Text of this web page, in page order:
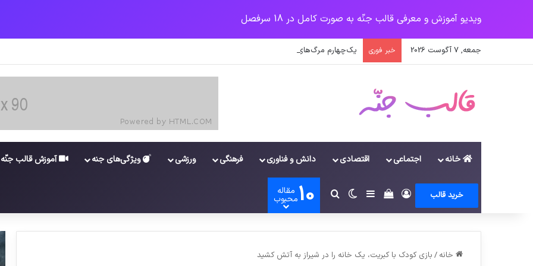
ویدیو آموزش و معرفی قالب جنّه به صورت کامل در 18 سرفصل
جمعه, 7 آگوست 2026 خبر فوری یک‌چهارم مرگ‌های روزانه کرونا در خوزستان / نگرانی از گسترش ویروس انگلیسی در تهران
خانه اجتماعی اقتصادی دانش و فناوری فرهنگی ورزشی ویژگی‌های جنه آموزش قالب جنّه
خرید قالب وروددیدن سبد خرید
سایدبارتغییر پوسته
جستجو برای
10 مقاله
محبوب
خانه / بازی کودک با کبریت، یک خانه را در شیراز به آتش کشید